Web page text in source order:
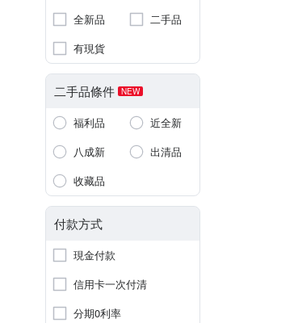
全新品
二手品
有現貨
二手品條件 NEW
福利品
近全新
八成新
出清品
收藏品
付款方式
現金付款
信用卡一次付清
分期0利率